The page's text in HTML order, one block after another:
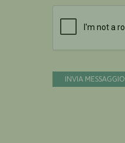
INVIA MESSAGGIO